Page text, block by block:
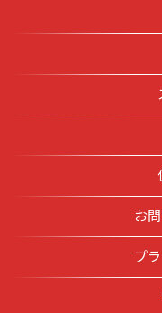
お
プ